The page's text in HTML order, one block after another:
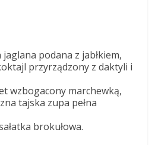
jaglana podana z jabłkiem,
przyrządzony z daktyli i
wzbogacony marchewką,
tajska zupa pełna
brokułowa.